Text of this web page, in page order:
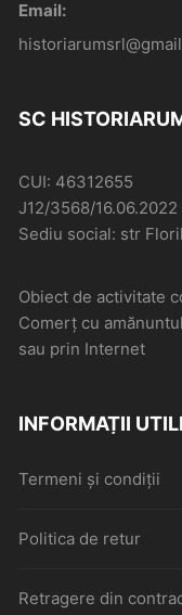
Email:
SC
CUI: 46312655
J12/3568/16.06.2022
Sediu social: str
Obiect de activitate
Comerţ cu
sau prin Internet
INFORMAȚII
Termeni și condiții
Politica de retur
Retragere din